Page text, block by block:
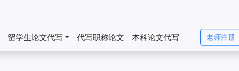
留学生论文代写 代写职称论文 本科论文代写 老师注册